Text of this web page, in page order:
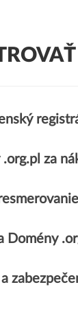
za
Domény